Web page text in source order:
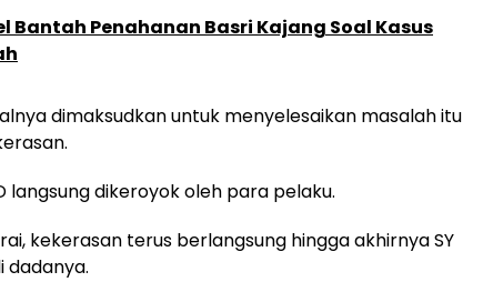
Bantah Penahanan Basri Kajang Soal Kasus
dimaksudkan untuk menyelesaikan masalah itu
langsung dikeroyok oleh para pelaku.
kekerasan terus berlangsung hingga akhirnya SY
dadanya.